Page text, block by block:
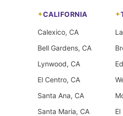
CALIFORNIA
Calexico, CA
Bell Gardens, CA
Lynwood, CA
El Centro, CA
Santa Ana, CA
Santa Maria, CA
El